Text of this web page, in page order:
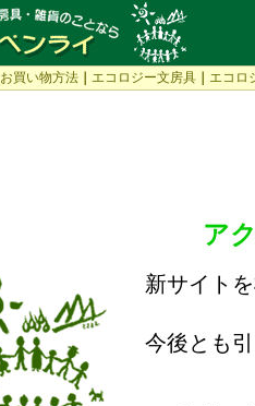
お買い物方法 エコロジー文房具 エコロ
ア
新サイト
今後とも